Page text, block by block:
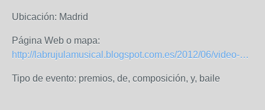
Ubicación: Madrid
Página Web o mapa:
http://labrujulamusical.blogspot.com.es/2012/06/video-concierto-entrega-de-premios.html
Tipo de evento: premios, de, composición, y, baile